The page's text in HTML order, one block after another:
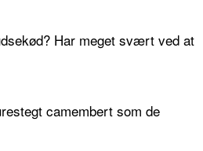
Har meget svært ved at
camembert som de